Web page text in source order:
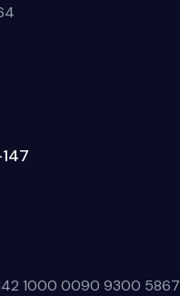
1000 0090 9300 5867